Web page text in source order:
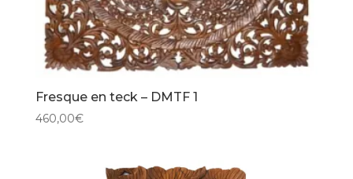
Fresque en teck – DMTF 1
460,00€